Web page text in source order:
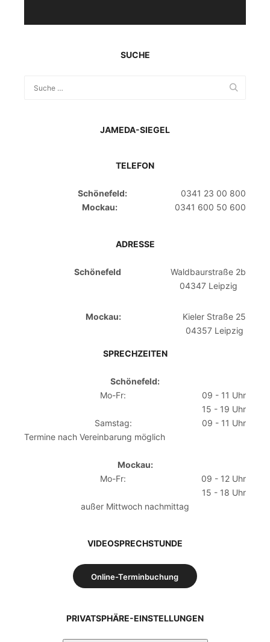
SUCHE
JAMEDA-SIEGEL
TELEFON
Schönefeld:
0341 23 00 800
Mockau:
0341 600 50 600
ADRESSE
Schönefeld
Waldbaurstraße 2b
04347 Leipzig
Mockau:
Kieler Straße 25
04357 Leipzig
SPRECHZEITEN
Schönefeld:
Mo-Fr:
09 - 11 Uhr
15 - 19 Uhr
Samstag:
09 - 11 Uhr
Termine nach Vereinbarung möglich
Mockau:
Mo-Fr:
09 - 12 Uhr
15 - 18 Uhr
außer Mittwoch nachmittag
VIDEOSPRECHSTUNDE
Online-Terminbuchung
PRIVATSPHÄRE-EINSTELLUNGEN